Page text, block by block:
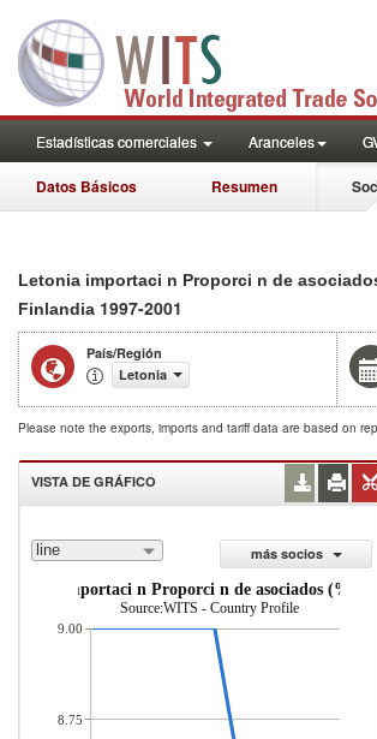
Estadísticas comerciales Aranceles
Datos Básicos Resumen
Letonia importaci n Proporci n de
Finlandia 1997-2001
País/Región
Letonia
Please note the exports, imports and tariff data are based on
VISTA DE GRÁFICO
line
más socios
importaci n Proporci n de asociados (%)
Source:WITS - Country Profile
9.00
8.75